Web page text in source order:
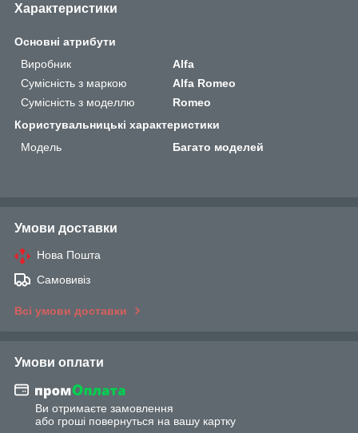
Характеристики
Основні атрибути
Виробник
Alfa
Сумісність з маркою
Alfa Romeo
Сумісність з моделлю
Romeo
Користувальницькі характеристики
Мoдель
Багато моделей
Умови доставки
Нова Пошта
Самовивіз
Всі умови доставки
Умови оплати
Ви отримаєте замовлення
або гроші повернуться на вашу картку